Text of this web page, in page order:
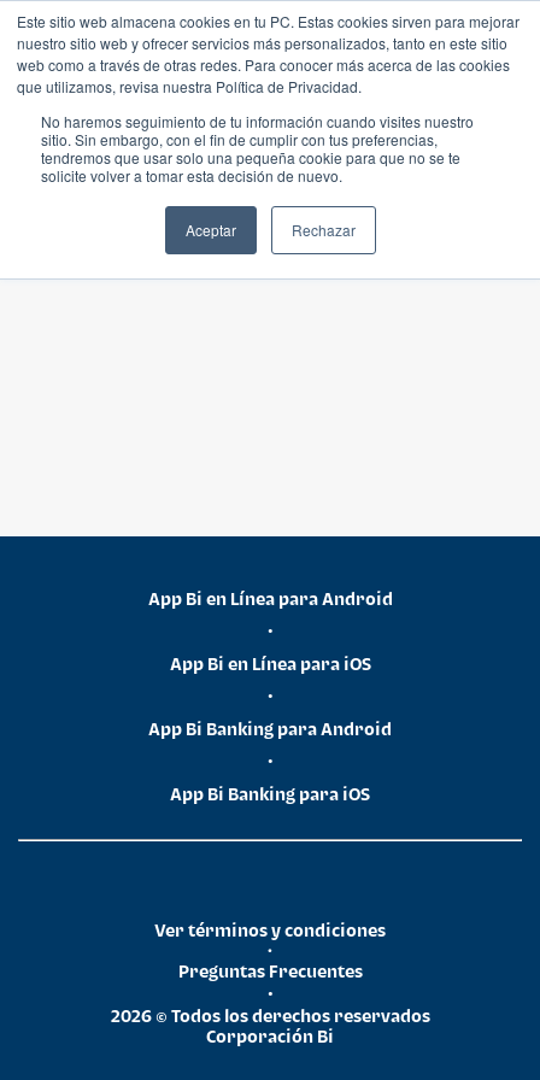
Este sitio web almacena cookies en tu PC. Estas cookies sirven para mejorar
nuestro sitio web y ofrecer servicios más personalizados, tanto en este sitio
web como a través de otras redes. Para conocer más acerca de las cookies
que utilizamos, revisa nuestra Política de Privacidad.
No haremos seguimiento de tu información cuando visites nuestro
sitio. Sin embargo, con el fin de cumplir con tus preferencias,
tendremos que usar solo una pequeña cookie para que no se te
solicite volver a tomar esta decisión de nuevo.
Aceptar Rechazar
App Bi en Línea para Android
•
App Bi en Línea para iOS
•
App Bi Banking para Android
•
App Bi Banking para iOS
2026 © Todos los derechos reservados
Corporación Bi
•
Preguntas Frecuentes
•
Ver términos y condiciones